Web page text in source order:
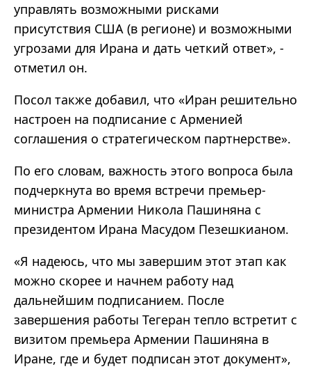
управлять возможными рисками
присутствия США (в регионе) и возможными
угрозами для Ирана и дать четкий ответ», -
отметил он.
Посол также добавил, что «Иран решительно
настроен на подписание с Арменией
соглашения о стратегическом партнерстве».
По его словам, важность этого вопроса была
подчеркнута во время встречи премьер-
министра Армении Никола Пашиняна с
президентом Ирана Масудом Пезешкианом.
«Я надеюсь, что мы завершим этот этап как
можно скорее и начнем работу над
дальнейшим подписанием. После
завершения работы Тегеран тепло встретит с
визитом премьера Армении Пашиняна в
Иране, где и будет подписан этот документ»,